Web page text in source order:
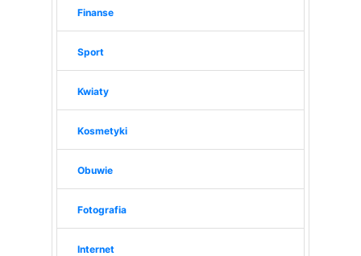
Finanse
Sport
Kwiaty
Kosmetyki
Obuwie
Fotografia
Internet